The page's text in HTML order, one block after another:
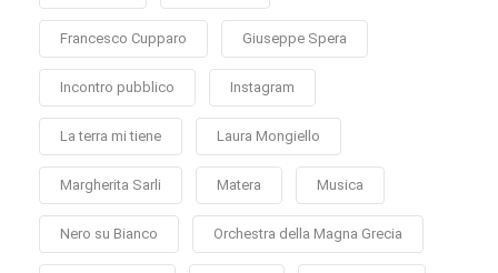
Francesco Cupparo Giuseppe Spera
Incontro pubblico Instagram
La terra mi tiene Laura Mongiello
Margherita Sarli Matera Musica
Nero su Bianco Orchestra della Magna Grecia